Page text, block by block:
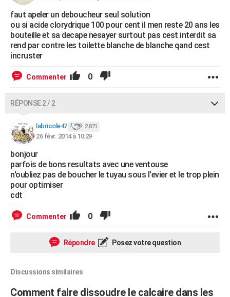
Bricolage
Lifestyle
Culture
Sport
Auto
Television
Voyage
Cinema
faut apeler un deboucheur seul solution
ou si acide clorydrique 100 pour cent il men reste 20 ans les
bouteille et sa decape nesayer surtout pas cest interdit sa
rend par contre les toilette blanche de blanche qand cest
incruster
Commenter 0
RÉPONSE 2 / 2
labricole47 2 871
26 févr. 2014 à 10:29
bonjour
parfois de bons resultats avec une ventouse
n'oubliez pas de boucher le tuyau sous l'evier et le trop plein
pour optimiser
cdt
Commenter 0
Répondre Posez votre question
Discussions similaires
Comment faire dissoudre le calcaire dans les